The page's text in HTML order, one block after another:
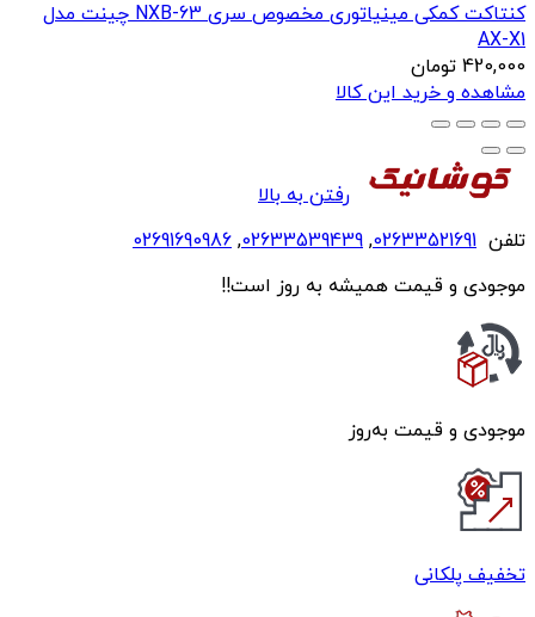
کنتاکت کمکی مینیاتوری مخصوص سری NXB-63 چینت مدل
AX-X1
420,000 تومان
مشاهده و خرید این کالا
رفتن به بالا
تلفن 02633521691
,
02633539439
,
02691690986
موجودی و قیمت همیشه به روز است!!
موجودی و قیمت به‌روز
تخفیف پلکانی